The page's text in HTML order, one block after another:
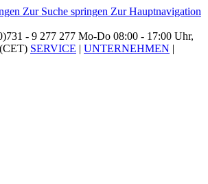
Zur Suche springen Zur Hauptnavigation
- 9 277 277 Mo-Do 08:00 - 17:00 Uhr,
SERVICE | UNTERNEHMEN |